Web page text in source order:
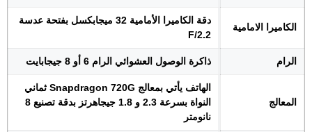
الكاميرا الامامية
دقة الكاميرا الأمامية 32 ميجابكسل بفتحة عدسة
F/2.2
الرام ذاكرة الوصول العشوائي الرام 6 أو 8 جيجابايت
المعالج
الهاتف يأتي بمعالج Snapdragon 720G ثماني
النواة بسرعة 2.3 و 1.8 جيجاهرتز بدقة تصنيع 8
نانومتر